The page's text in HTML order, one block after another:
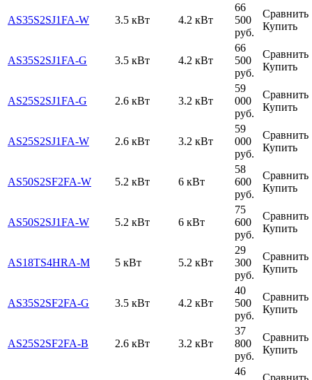
AS35S2SJ1FA-W 3.5 кВт 4.2 кВт
66
500
руб.
Сравнить
Купить
AS35S2SJ1FA-G 3.5 кВт 4.2 кВт
66
500
руб.
Сравнить
Купить
AS25S2SJ1FA-G 2.6 кВт 3.2 кВт
59
000
руб.
Сравнить
Купить
AS25S2SJ1FA-W 2.6 кВт 3.2 кВт
59
000
руб.
Сравнить
Купить
AS50S2SF2FA-W 5.2 кВт 6 кВт
58
600
руб.
Сравнить
Купить
AS50S2SJ1FA-W 5.2 кВт 6 кВт
75
600
руб.
Сравнить
Купить
AS18TS4HRA-M 5 кВт 5.2 кВт
29
300
руб.
Сравнить
Купить
AS35S2SF2FA-G 3.5 кВт 4.2 кВт
40
500
руб.
Сравнить
Купить
AS25S2SF2FA-B 2.6 кВт 3.2 кВт
37
800
руб.
Сравнить
Купить
46
Сравнить